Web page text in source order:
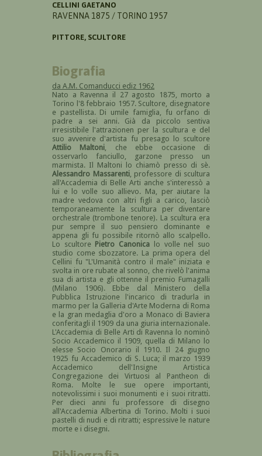
CELLINI GAETANO
RAVENNA 1875 / TORINO 1957
PITTORE, SCULTORE
Biografia
da A.M. Comanducci ediz 1962
Nato a Ravenna il 27 agosto 1875, morto a
Torino l'8 febbraio 1957. Scultore, disegnatore
e pastellista. Di umile famiglia, fu orfano di
padre a sei anni. Già da piccolo sentiva
irresistibile l'attrazionen per la scultura e del
suo avvenire d'artista fu presago lo scultore
Attilio Maltoni, che ebbe occasione di
osservarlo fanciullo, garzone presso un
marmista. Il Maltoni lo chiamò presso di sè.
Alessandro Massarenti, professore di scultura
all'Accademia di Belle Arti anche s'interessò a
lui e lo volle suo allievo. Ma, per aiutare la
madre vedova con altri figli a carico, lasciò
temporaneamente la scultura per diventare
orchestrale (trombone tenore). La scultura era
pur sempre il suo pensiero dominante e
appena gli fu possibile ritornò allo scalpello.
Lo scultore Pietro Canonica lo volle nel suo
studio come sbozzatore. La prima opera del
Cellini fu "L'Umanità contro il male" iniziata e
svolta in ore rubate al sonno, che rivelò l'anima
sua di artista e gli ottenne il premio Fumagalli
(Milano 1906). Ebbe dal Ministero della
Pubblica Istruzione l'incarico di tradurla in
marmo per la Galleria d'Arte Moderna di Roma
e la gran medaglia d'oro a Monaco di Baviera
conferitagli il 1909 da una giuria internazionale.
L'Accademia di Belle Arti di Ravenna lo nominò
Socio Accademico il 1909, quella di Milano lo
elesse Socio Onorario il 1910. Il 24 giugno
1925 fu Accademico di S. Luca; il marzo 1939
Accademico dell'Insigne Artistica
Congregazione dei Virtuosi al Pantheon di
Roma. Molte le sue opere importanti,
notevolissimi i suoi monumenti e i suoi ritratti.
Per dieci anni fu professore di disegno
all'Accademia Albertina di Torino. Molti i suoi
pastelli di nudi e di ritratti; espressive le nature
morte e i disegni.